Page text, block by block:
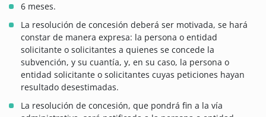
6 meses.
La resolución de concesión deberá ser motivada, se hará
constar de manera expresa: la persona o entidad
solicitante o solicitantes a quienes se concede la
subvención, y su cuantía, y, en su caso, la persona o
entidad solicitante o solicitantes cuyas peticiones hayan
resultado desestimadas.
La resolución de concesión, que pondrá fin a la vía